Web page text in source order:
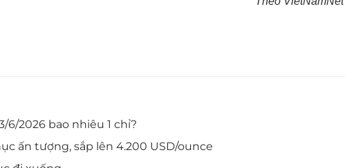
6/2026 bao nhiêu 1 chỉ?
ấn tượng, sắp lên 4.200 USD/ounce